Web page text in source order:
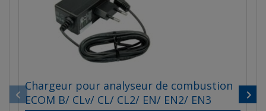
Chargeur pour analyseur de combustion
ECOM B/ CLv/ CL/ CL2/ EN/ EN2/ EN3